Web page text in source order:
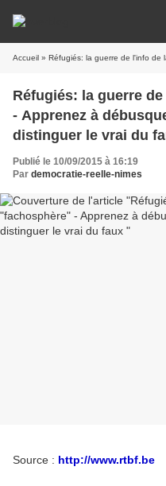
Accueil » Réfugiés: la guerre de l'info de la "fachosphère"
Réfugiés: la guerre
- Apprenez à
distinguer le vrai du
Publié le 10/09/2015 à 16:19
Par democratie-reelle-nimes
Source : http://www.rtbf.be